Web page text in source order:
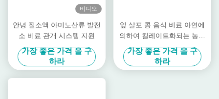
비디오
안녕 질소액 아미노산류 발전
소 비료 관개 시스템 지원
가장 좋은 가격 을 구
하라
잎 살포 콩 음식 비료 아연에
의하여 킬레이트화되는 농약
높은 순수성
가장 좋은 가격 을 구
하라